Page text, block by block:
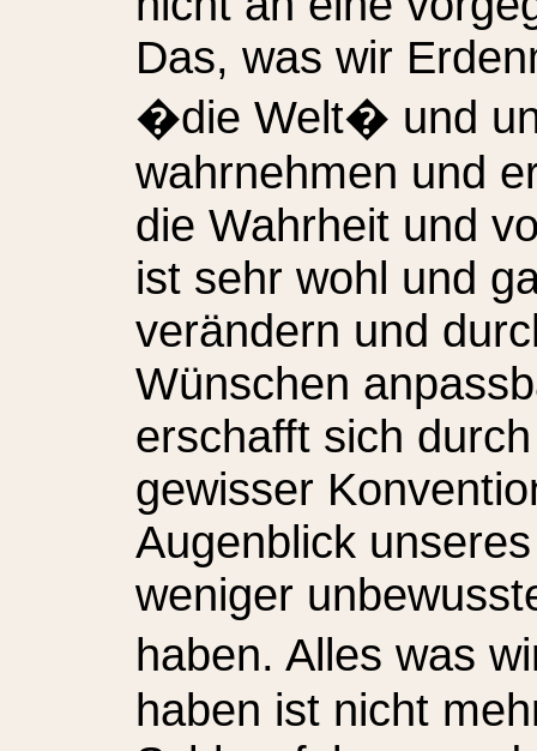
Das, was wir
�die Welt� und
wahrnehmen und
die Wahrheit und
ist sehr wohl und
verändern und
Wünschen
erschafft sich
gewisser
Augenblick
weniger
haben. Alles was
haben ist nicht